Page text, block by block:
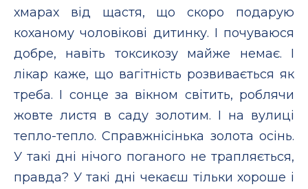
хмарах від щастя, що скоро подарую
коханому чоловікові дитинку. І почуваюся
добре, навіть токсикозу майже немає. І
лікар каже, що вагітність розвивається як
треба. І сонце за вікном світить, роблячи
жовте листя в саду золотим. І на вулиці
тепло-тепло. Справжнісінька золота осінь.
У такі дні нічого поганого не трапляється,
правда? У такі дні чекаєш тільки хороше і